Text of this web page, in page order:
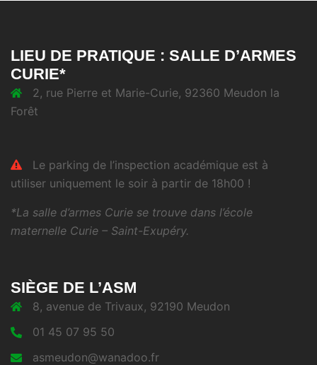
LIEU DE PRATIQUE : SALLE D’ARMES
CURIE*
2, rue Pierre et Marie-Curie, 92360 Meudon la
Forêt
Le parking de l’inspection académique est à
utiliser uniquement le soir à partir de 18h00 !
*La salle d’armes Curie se trouve dans l’école
maternelle Curie – Saint-Exupéry.
SIÈGE DE L’ASM
8, avenue de Trivaux, 92190 Meudon
01 45 07 95 50
asmeudon@wanadoo.fr